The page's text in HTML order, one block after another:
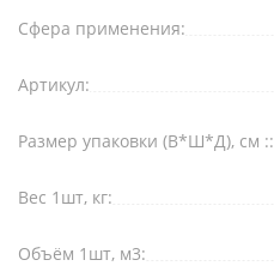
Сфера применения:
Артикул:
Размер упаковки (В*Ш*Д), см ::
Вес 1шт, кг:
Объём 1шт, м3: